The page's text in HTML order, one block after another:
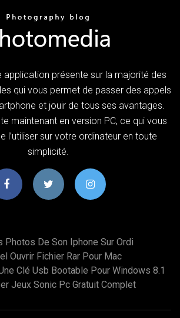
application présente sur la majorité des
qui vous permet de passer des appels
et jouir de tous ses avantages.
maintenant en version PC, ce qui vous
l’utiliser sur votre ordinateur en toute
simplicité.
Photos De Son Iphone Sur Ordi
Ouvrir Fichier Rar Pour Mac
Clé Usb Bootable Pour Windows 8.1
Jeux Sonic Pc Gratuit Complet